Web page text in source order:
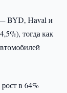
BYD, Haval и
тогда как
в 64%